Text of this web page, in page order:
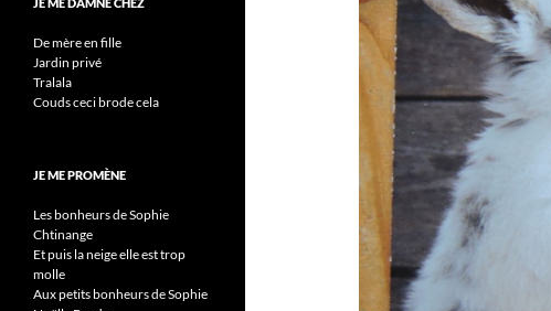
De mère en fille
Jardin privé
Tralala
Couds ceci brode cela
JE ME PROMÈNE
Les bonheurs de Sophie
Chtinange
Et puis la neige elle est trop
molle
Aux petits bonheurs de Sophie